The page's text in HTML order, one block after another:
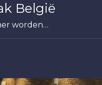
België
worden…